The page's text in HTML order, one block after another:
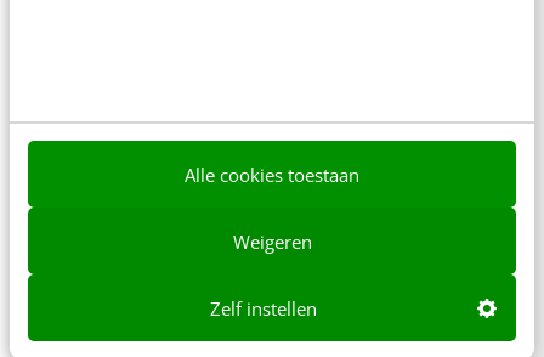
Alle cookies toestaan
Weigeren
Zelf instellen
Met je site over de grens: 5 tips voor
internationale SEO
Richt je je met je bedrijf of organisatie (ook) op het
buitenland? Internationale SEO kan veel tijd in
beslag nemen. Daarom is…